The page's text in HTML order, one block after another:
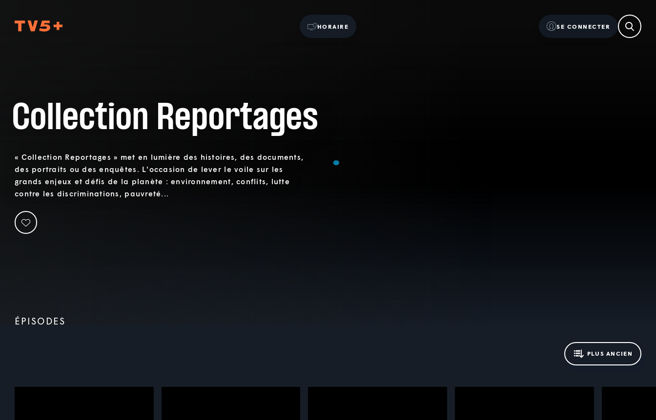
HORAIRE SE CONNECTER
Collection Reportages
« Collection Reportages » met en lumière des histoires, des documents,
des portraits ou des enquêtes. L'occasion de lever le voile sur les
grands enjeux et défis de la planète : environnement, conflits, lutte
contre les discriminations, pauvreté...
ÉPISODES
PLUS ANCIEN